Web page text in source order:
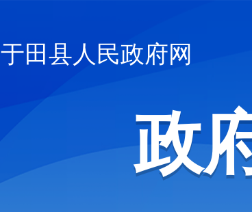
于田县人民政府网
政